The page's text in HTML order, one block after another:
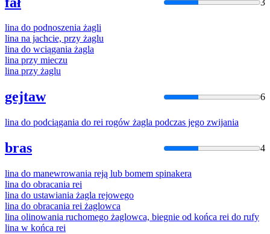
3
lina do podnoszenia żagli
lina na jachcie, przy żaglu
lina do wciągania żagla
lina przy mieczu
lina przy żaglu
gejtaw 6
lina do podciągania do rei rogów żagla podczas jego zwijania
bras 4
lina do manewrowania reją lub bomem spinakera
lina do obracania rei
lina do ustawiania żagla rejowego
lina do obracania rei żaglowca
lina olinowania ruchomego żaglowca, biegnie od końca rei do rufy
lina w końca rei